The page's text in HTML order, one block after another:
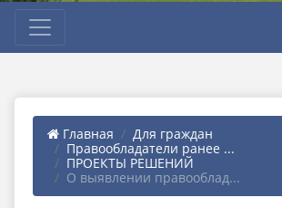
Главная
Для граждан
Правообладатели ранее ...
ПРОЕКТЫ РЕШЕНИЙ
О выявлении правооблад...